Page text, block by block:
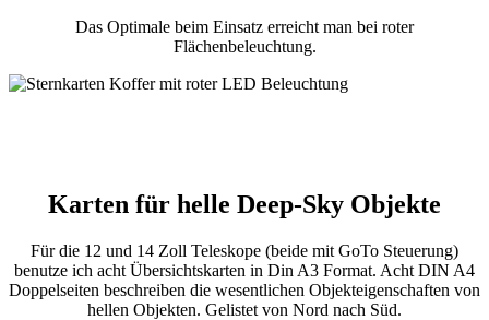
Das Optimale beim Einsatz erreicht man bei roter
Flächenbeleuchtung.
Karten für helle Deep-Sky Objekte
Für die 12 und 14 Zoll Teleskope (beide mit GoTo Steuerung)
benutze ich acht Übersichtskarten in Din A3 Format. Acht DIN A4
Doppelseiten beschreiben die wesentlichen Objekteigenschaften von
hellen Objekten. Gelistet von Nord nach Süd.